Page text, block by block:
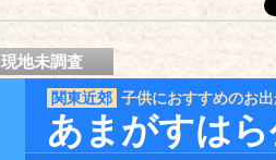
現地未調査
関東近郊 子供におすすめのお
あまがすはら